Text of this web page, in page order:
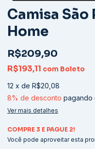
Camisa São
Home
R$209,90
R$193,11 com Boleto
12 x de R$20,08
8% de desconto pagando
Ver mais detalhes
COMPRE 3 E PAGUE 2!
Você pode aproveitar esta